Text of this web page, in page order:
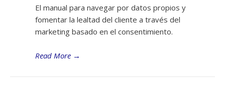
El manual para navegar por datos propios y
fomentar la lealtad del cliente a través del
marketing basado en el consentimiento.
Read More →